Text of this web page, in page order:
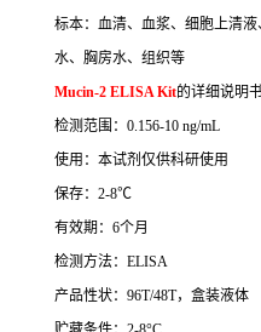
标本：血清、血浆、细胞上清
水、胸房水、组织等
Mucin-2 ELISA Kit的详细说明
检测范围： 0.156-10 ng/mL
使用：本试剂仅供科研使用
保存： 2-8℃
有效期： 6个月
检测方法： ELISA
产品性状： 96T/48T，盒装液体